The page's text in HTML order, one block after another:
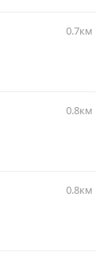
0.7км
0.8км
0.8км